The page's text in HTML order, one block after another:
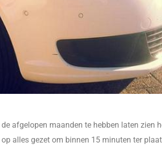
afgelopen maanden te hebben laten zien
alles gezet om binnen 15 minuten ter